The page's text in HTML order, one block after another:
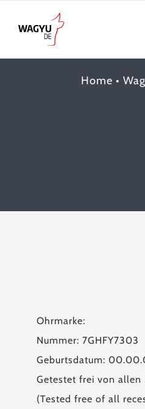
Home •
Ohrmarke:
Nummer: 7GHFY7303
Geburtsdatum:
Getestet frei von allen
(Tested free of all